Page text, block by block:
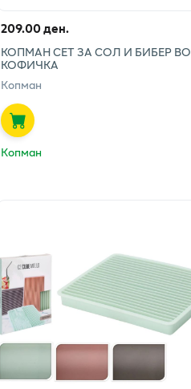
209.00 ден.
КОПМАН СЕТ ЗА СОЛ И БИБЕР ВО
КОФИЧКА
Копман
Копман